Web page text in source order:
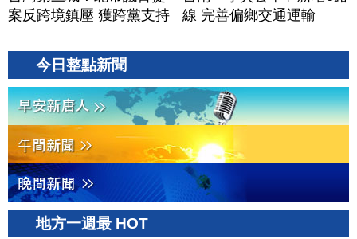
案反跨境鎮壓 獲跨黨支持
線 完善偏鄉交通運輸
今日整點新聞
地方一週最 HOT